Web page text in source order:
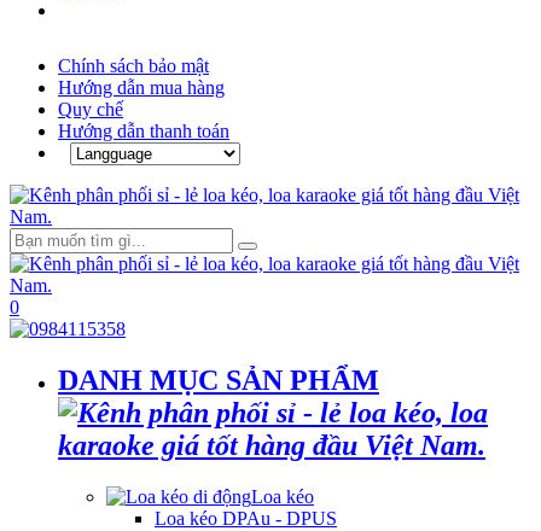
Chính sách bảo mật
Hướng dẫn mua hàng
Quy chế
Hướng dẫn thanh toán
0
DANH MỤC SẢN PHẨM
Loa kéo
Loa kéo DPAu - DPUS